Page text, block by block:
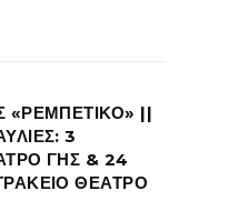
«ΡΕΜΠΕΤΙΚΟ» ||
3
ΓΗΣ & 24
ΘΕΑΤΡΟ